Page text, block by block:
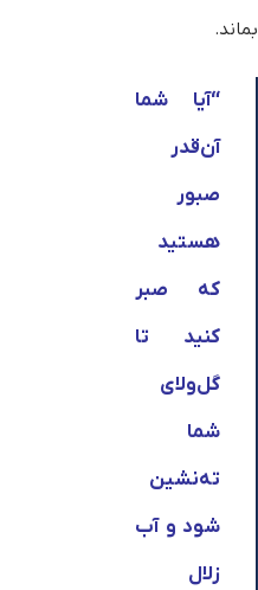
بماند.
“آیا شما
آن‌قدر
صبور
هستید
که صبر
کنید تا
گل‌ولای
شما
ته‌نشین
شود و آب
زلال